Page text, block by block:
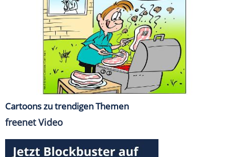
Cartoons zu trendigen Themen
freenet Video